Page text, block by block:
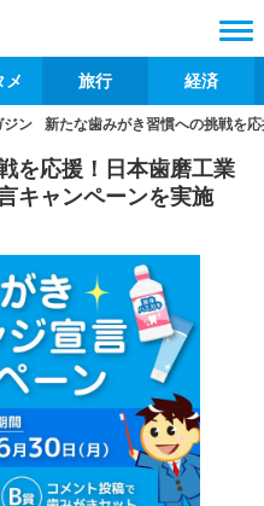
メ 旅行 経済
ジン 新たな歯みがき習慣への挑戦を
を応援！日本歯磨工業
キャンペーンを実施